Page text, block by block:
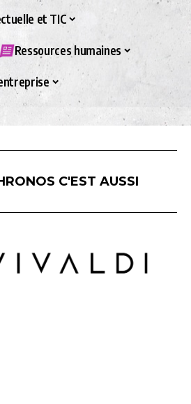
et TIC
Ressources humaines
C'EST AUSSI